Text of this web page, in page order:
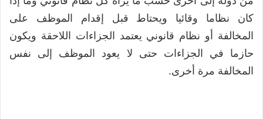
كان نظاما وقائيا ويحتاط قبل إقدام الموظف على
المخالفة أو نظام قانوني يعتمد الجزاءات اللاحقة ويكون
حازما في الجزاءات حتى لا يعود الموظف إلى نفس
المخالفة مرة أخرى.